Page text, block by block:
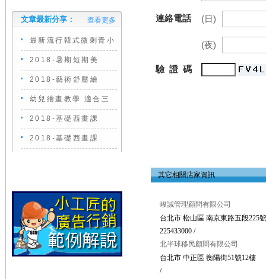
文章最新分享： 查看更多
最新流行韓式微刺青小
2018-暑期短期美
2018-藝術舒壓繪
幼兒繪畫教學 適合三
2018-基礎西畫課
2018-基礎西畫課
連絡電話 (日)
(夜)
驗 證 碼
其它相關店家資訊
峻誠管理顧問有限公司
台北市 松山區 南京東路五段225
225433000 /
北半球移民顧問有限公司
台北市 中正區 衡陽街51號12樓
/